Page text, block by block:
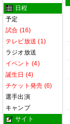
日程
予定
試合 (16)
テレビ放送 (1)
ラジオ放送
イベント (4)
誕生日 (4)
チケット発売 (6)
選手出演
キャンプ
サイト